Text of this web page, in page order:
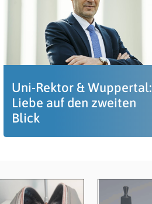
Uni-Rektor & Wuppertal:
Liebe auf den zweiten
Blick